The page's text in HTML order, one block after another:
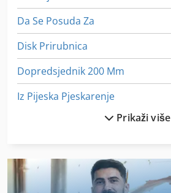
Da Se Posuda Za
Disk Prirubnica
Dopredsjednik 200 Mm
Iz Pijeska Pjeskarenje
Platewriter 2000
Prikaži više